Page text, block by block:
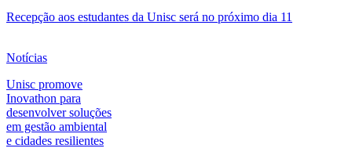
Recepção aos estudantes da Unisc será no próximo dia 11
Notícias
Unisc promove
Inovathon para
desenvolver soluções
em gestão ambiental
e cidades resilientes